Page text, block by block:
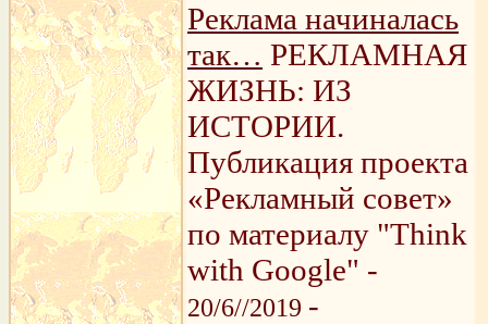
Реклама начиналась
так… РЕКЛАМНАЯ
ЖИЗНЬ: ИЗ
ИСТОРИИ.
Публикация проекта
«Рекламный совет»
по материалу "Think
with Google" -
20/6//2019 -